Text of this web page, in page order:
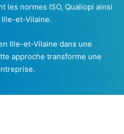
les normes ISO, Qualiopi ainsi
Ille-et-Vilaine.
Ille-et-Vilaine dans une
approche transforme une